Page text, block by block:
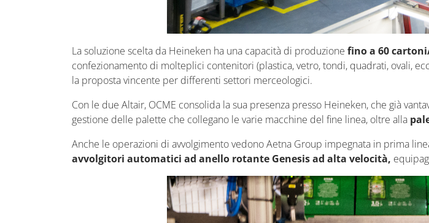
La soluzione scelta da Heineken ha una capacità di produzione fino a 60
confezionamento di molteplici contenitori (plastica, vetro, tondi, quadrati, ovali,
la proposta vincente per differenti settori merceologici.
Con le due Altair, OCME consolida la sua presenza presso Heineken, che già
gestione delle palette che collegano le varie macchine del fine linea, oltre alla
Anche le operazioni di avvolgimento vedono Aetna Group impegnata in prima
avvolgitori automatici ad anello rotante Genesis ad alta velocità,